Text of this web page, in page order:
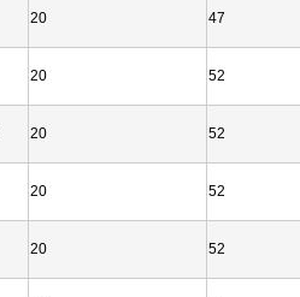
20 47
20 52
20 52
20 52
20 52